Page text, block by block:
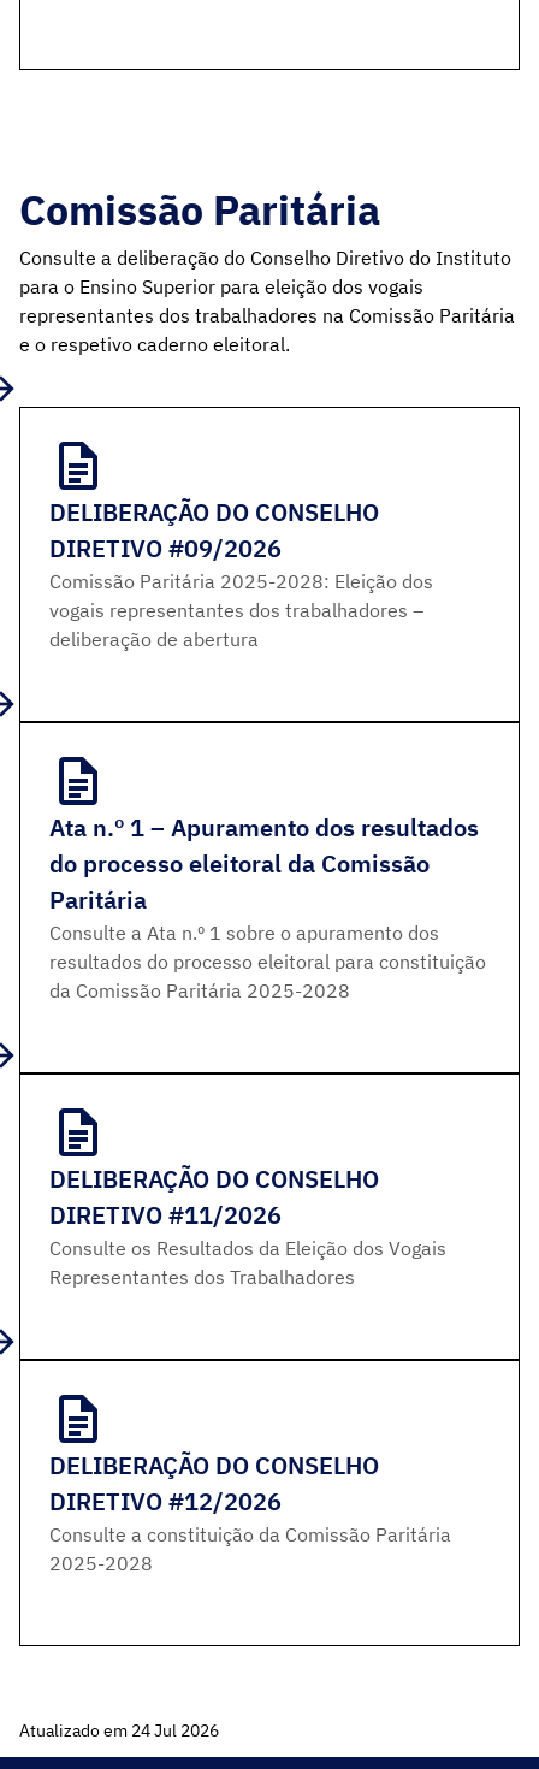
Comissão Paritária
Consulte a deliberação do Conselho Diretivo do Instituto
para o Ensino Superior para eleição dos vogais
representantes dos trabalhadores na Comissão Paritária
e o respetivo caderno eleitoral.
DELIBERAÇÃO DO CONSELHO
DIRETIVO #09/2026
Comissão Paritária 2025-2028: Eleição dos
vogais representantes dos trabalhadores –
deliberação de abertura
Ata n.º 1 – Apuramento dos resultados
do processo eleitoral da Comissão
Paritária
Consulte a Ata n.º 1 sobre o apuramento dos
resultados do processo eleitoral para constituição
da Comissão Paritária 2025-2028
DELIBERAÇÃO DO CONSELHO
DIRETIVO #11/2026
Consulte os Resultados da Eleição dos Vogais
Representantes dos Trabalhadores
DELIBERAÇÃO DO CONSELHO
DIRETIVO #12/2026
Consulte a constituição da Comissão Paritária
2025-2028
Atualizado em 24 Jul 2026